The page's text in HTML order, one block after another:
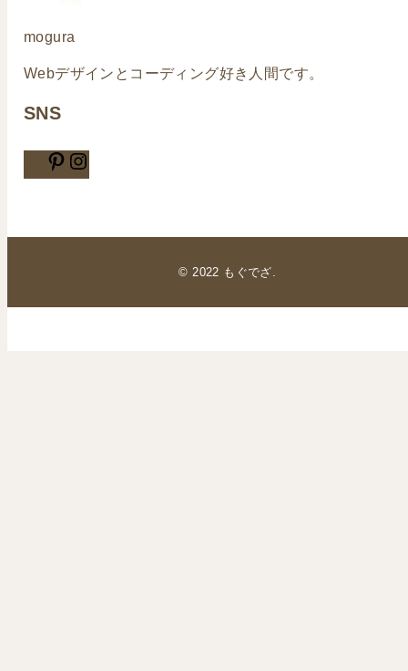
mogura
Webデザインとコーディング好き人間です。
SNS
© 2022 もぐでざ.